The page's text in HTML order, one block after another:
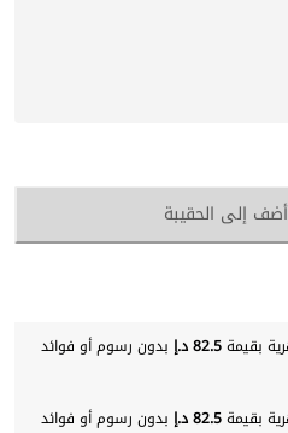
أضف إلى الحقيبة
82.5 د.إ
بدون رسوم أو فوائد
82.5 د.إ
بدون رسوم أو فوائد